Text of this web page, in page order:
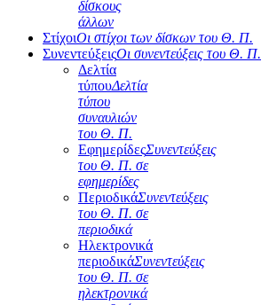
δίσκους
άλλων
ΣτίχοιΟι στίχοι των δίσκων του Θ. Π.
ΣυνεντεύξειςΟι συνεντεύξεις του Θ. Π.
Δελτία
τύπουΔελτία
τύπου
συναυλιών
του Θ. Π.
ΕφημερίδεςΣυνεντεύξεις
του Θ. Π. σε
εφημερίδες
ΠεριοδικάΣυνεντεύξεις
του Θ. Π. σε
περιοδικά
Ηλεκτρονικά
περιοδικάΣυνεντεύξεις
του Θ. Π. σε
ηλεκτρονικά